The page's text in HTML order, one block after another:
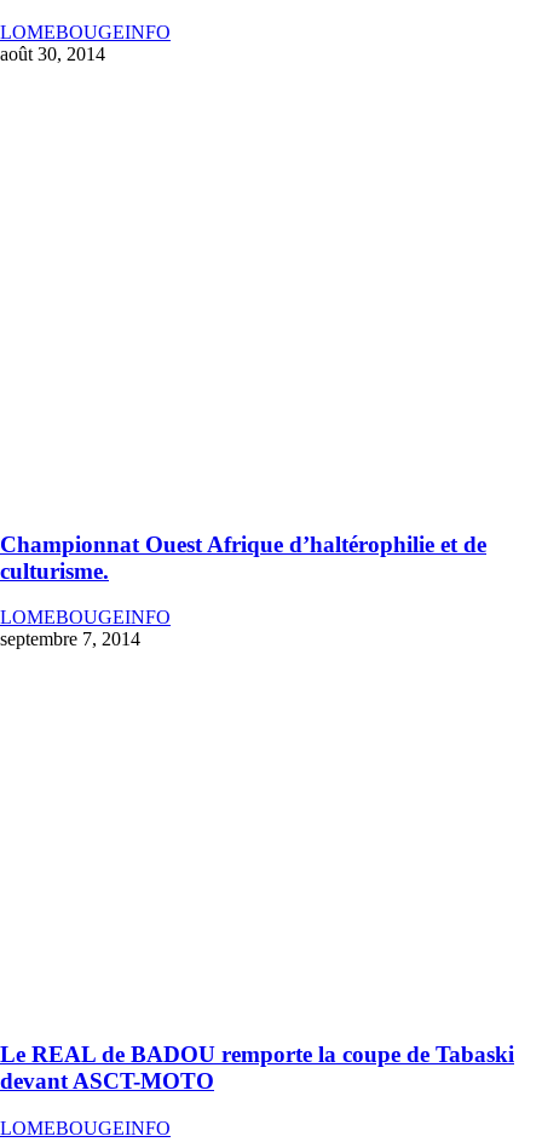
LOMEBOUGEINFO
août 30, 2014
Championnat Ouest Afrique d’haltérophilie et de
culturisme.
LOMEBOUGEINFO
septembre 7, 2014
Le REAL de BADOU remporte la coupe de Tabaski
devant ASCT-MOTO
LOMEBOUGEINFO